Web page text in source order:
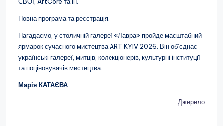
Повна програма та реєстрація.
Нагадаємо, у столичній галереї «Лавра» пройде масштабний
ярмарок сучасного мистецтва ART KYIV 2026. Він об’єднає
українські галереї, митців, колекціонерів, культурні інституції
та поціновувачів мистецтва.
Марія КАТАЄВА
Джерело